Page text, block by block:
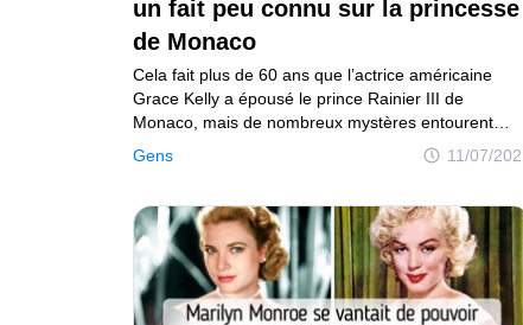
un fait peu connu sur la princesse
de Monaco
Gens 11/07/
Cela fait plus de 60 ans que l’actrice américaine
Grace Kelly a épousé le prince Rainier III de
Monaco, mais de nombreux mystères entourent
encore cette superbe femme. Récemment, l’un
d’entre eux a été accidentellement révélé grâce
Exploration du monde de l'éducation
Plongée dans le monde des gens
Amazon
Découvrez l'univers Amazon
Explorez des tests captivants et divertissants
Auteurs Règles éditoriales Contacte la